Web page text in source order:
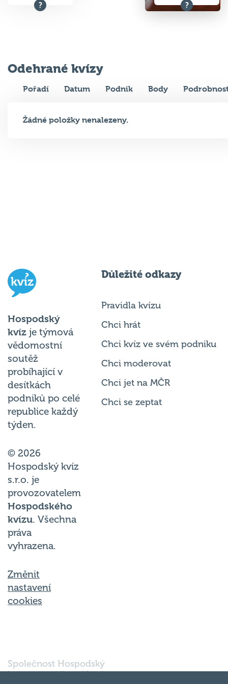
Odehrané kvízy
Pořadí Datum Podnik Body
Žádné položky nenalezeny.
Hospodský
kvíz je týmová
vědomostní
soutěž
probíhající v
desítkách
podniků po celé
republice každý
týden.
© 2026
Hospodský kvíz
s.r.o. je
provozovatelem
Hospodského
kvízu. Všechna
práva
vyhrazena.
Změnit
nastavení
cookies
Důležité odkazy
Pravidla kvízu
Chci hrát
Chci kvíz ve svém podniku
Chci moderovat
Chci jet na MČR
Chci se zeptat
Společnost Hospodský
kvíz s.r.o., sídlem Nové